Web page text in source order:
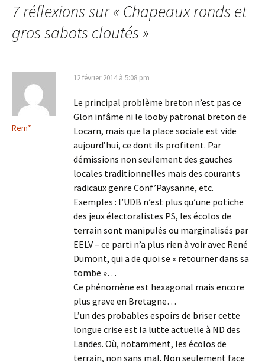
articles
7 réflexions sur « Chapeaux ronds et
gros sabots cloutés»
Rem*
12 février 2014 à 5:08 pm
Le principal problème breton n’est pas ce
Glon infâme ni le looby patronal breton de
Locarn, mais que la place sociale est vide
aujourd’hui, ce dont ils profitent. Par
démissions non seulement des gauches
locales traditionnelles mais des courants
radicaux genre Conf’Paysanne, etc.
Exemples : l’UDB n’est plus qu’une potiche
des jeux électoralistes PS, les écolos de
terrain sont manipulés ou marginalisés par
EELV – ce parti n’a plus rien à voir avec René
Dumont, qui a de quoi se « retourner dans sa
tombe »…
Ce phénomène est hexagonal mais encore
plus grave en Bretagne…
L’un des probables espoirs de briser cette
longue crise est la lutte actuelle à ND des
Landes. Où, notamment, les écolos de
terrain, non sans mal. Non seulement face